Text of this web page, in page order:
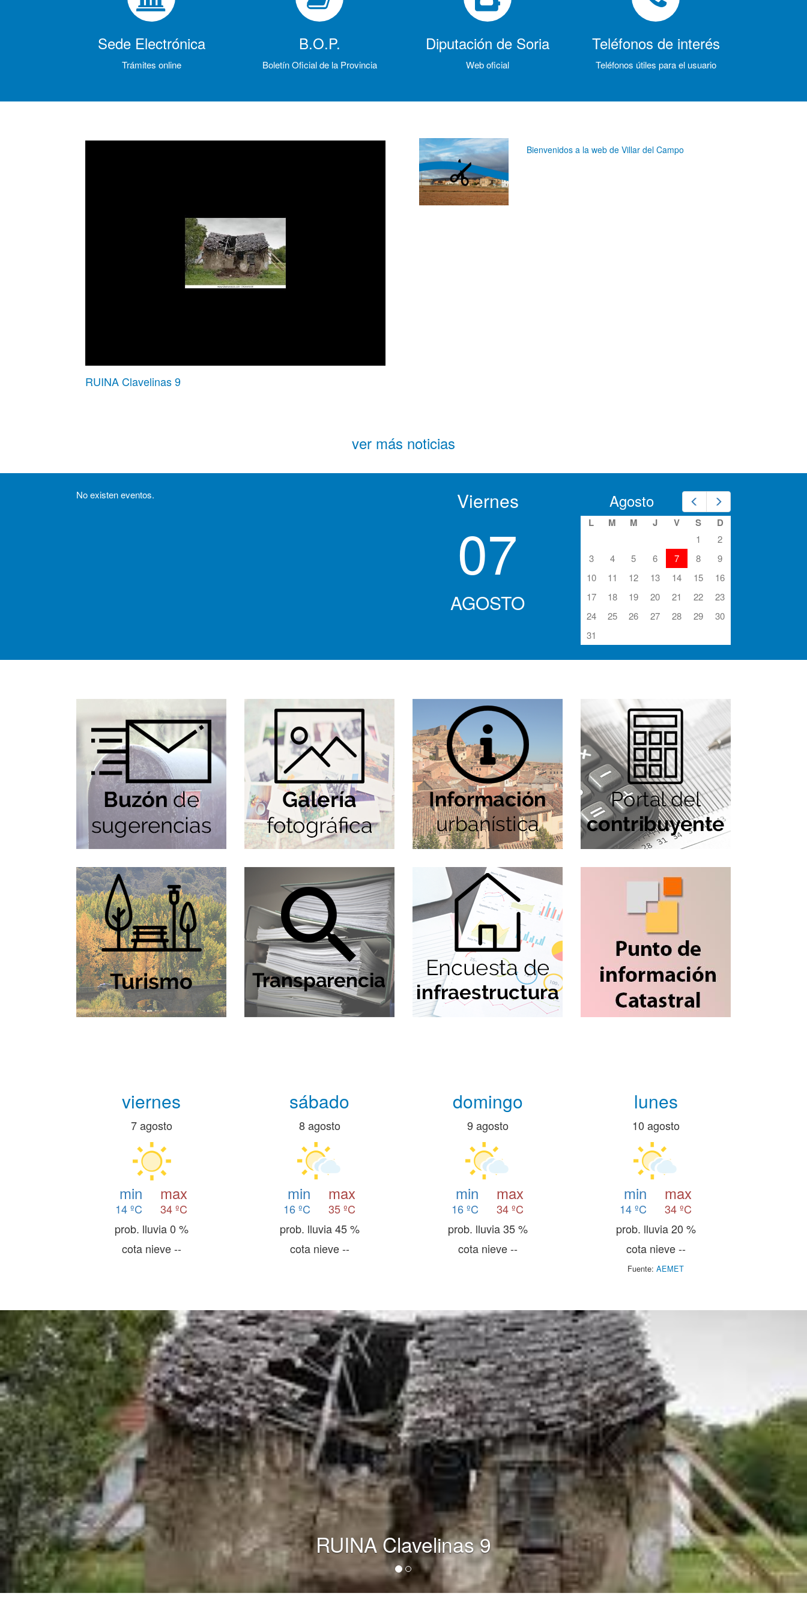
Sede Electrónica
Trámites online
B.O.P.
Boletín Oficial de la Provincia
Diputación de Soria
Web oficial
Teléfonos de interés
Teléfonos útiles para el usuario
RUINA Clavelinas 9
Bienvenidos a la web de Villar del Campo
ver más noticias
No existen eventos. Viernes
07
AGOSTO
Prev
Agosto
L M M J V S D
1
2
3
4 5 6 7 8
9
10
11 12 13 14 15
16
17
18 19 20 21 22
23
24
25 26 27 28 29
30
31
viernes
7 agosto
min
14 ºC
max
34 ºC
prob. lluvia 0 %
cota nieve --
sábado
8 agosto
min
16 ºC
max
35 ºC
prob. lluvia 45 %
cota nieve --
domingo
9 agosto
min
16 ºC
max
34 ºC
prob. lluvia 35 %
cota nieve --
lunes
10 agosto
min
14 ºC
max
34 ºC
prob. lluvia 20 %
cota nieve --
Fuente: AEMET
RUINA Clavelinas 9